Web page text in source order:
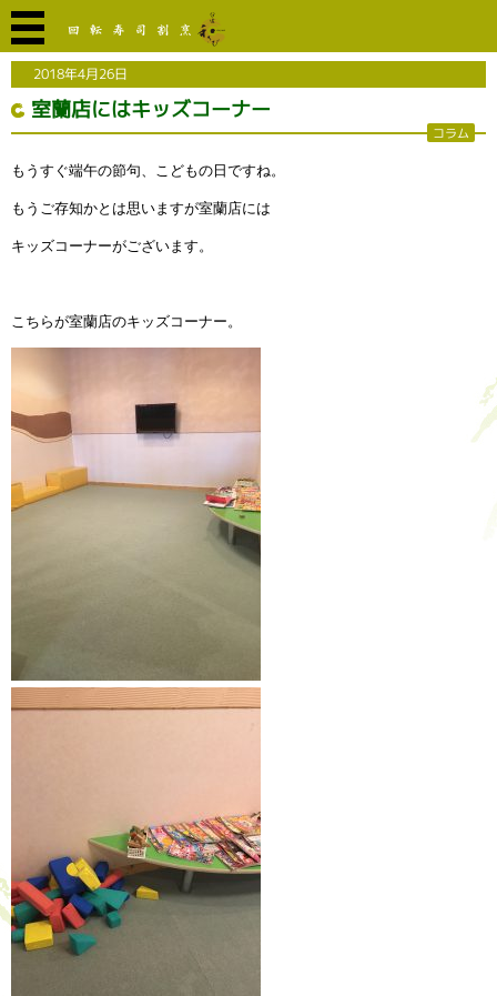
2018年4月26日
室蘭店にはキッズコーナー
コラム
もうすぐ端午の節句、こどもの日ですね。
もうご存知かとは思いますが室蘭店には
キッズコーナーがございます。
こちらが室蘭店のキッズコーナー。